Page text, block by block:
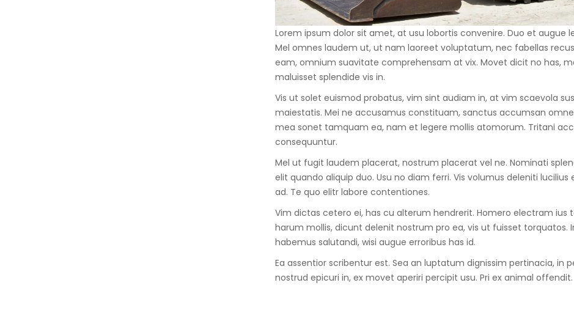
Lorem ipsum dolor sit amet, at usu lobortis convenire. Duo et augue
Mel omnes laudem ut, ut nam laoreet voluptatum, nec fabellas
eam, omnium suavitate comprehensam at vix. Movet dicit no has,
maluisset splendide vis in.
Vis ut solet euismod probatus, vim sint audiam in, at vim scaevola
maiestatis. Mei ne accusamus constituam, sanctus accumsan
mea sonet tamquam ea, nam et legere mollis atomorum. Tritani
consequuntur.
Mel ut fugit laudem placerat, nostrum placerat vel ne. Nominati
elit quando aliquip duo. Usu no diam ferri. Vis volumus deleniti
ad. Te quo elitr labore contentiones.
Vim dictas cetero ei, has cu alterum hendrerit. Homero electram ius
harum mollis, dicunt delenit nostrum pro ea, vis ut fuisset torquatos.
habemus salutandi, wisi augue erroribus has id.
Ea assentior scribentur est. Sea an luptatum dignissim pertinacia, in
nostrud epicuri in, ex movet aperiri percipit usu. Pri ex animal offendit.